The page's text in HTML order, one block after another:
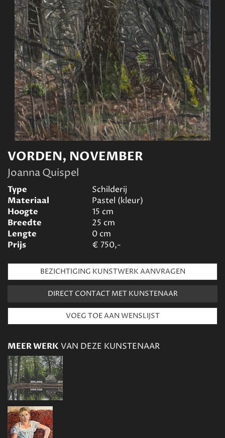
VORDEN, NOVEMBER
Joanna Quispel
Type
Schilderij
Materiaal
Pastel (kleur)
Hoogte
15 cm
Breedte
25 cm
Lengte
0cm
Prijs
€ 750,-
BEZICHTIGING KUNSTWERK AANVRAGEN
DIRECT CONTACT MET KUNSTENAAR
MEER WERK VAN DEZE KUNSTENAAR